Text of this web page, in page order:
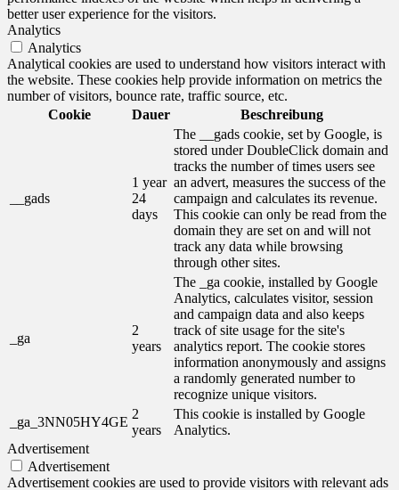
better user experience for the visitors.
Analytics
Analytics
Analytical cookies are used to understand how visitors interact with
the website. These cookies help provide information on metrics the
number of visitors, bounce rate, traffic source, etc.
Cookie
Dauer Beschreibung
__gads
1 year
24
days
The __gads cookie, set by Google, is
stored under DoubleClick domain and
tracks the number of times users see
an advert, measures the success of the
campaign and calculates its revenue.
This cookie can only be read from the
domain they are set on and will not
track any data while browsing
through other sites.
_ga
2
years
The _ga cookie, installed by Google
Analytics, calculates visitor, session
and campaign data and also keeps
track of site usage for the site's
analytics report. The cookie stores
information anonymously and assigns
a randomly generated number to
recognize unique visitors.
_ga_3NN05HY4GE
2
years
This cookie is installed by Google
Analytics.
Advertisement
Advertisement
Advertisement cookies are used to provide visitors with relevant ads